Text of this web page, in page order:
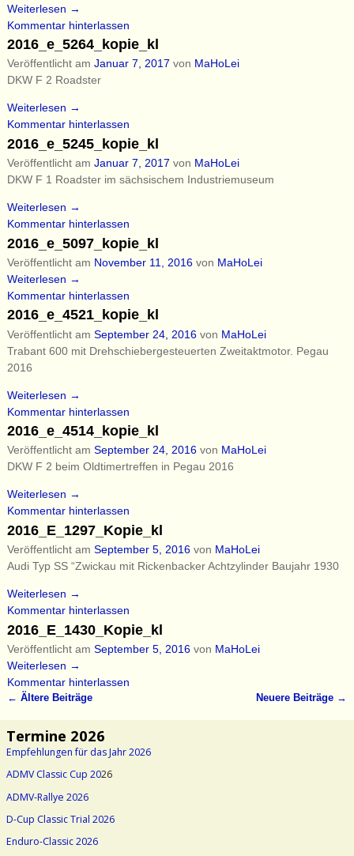
Weiterlesen →
Kommentar hinterlassen
2016_e_5264_kopie_kl
Veröffentlicht am Januar 7, 2017 von MaHoLei
DKW F 2 Roadster
Weiterlesen →
Kommentar hinterlassen
2016_e_5245_kopie_kl
Veröffentlicht am Januar 7, 2017 von MaHoLei
DKW F 1 Roadster im sächsischem Industriemuseum
Weiterlesen →
Kommentar hinterlassen
2016_e_5097_kopie_kl
Veröffentlicht am November 11, 2016 von MaHoLei
Weiterlesen →
Kommentar hinterlassen
2016_e_4521_kopie_kl
Veröffentlicht am September 24, 2016 von MaHoLei
Trabant 600 mit Drehschiebergesteuerten Zweitaktmotor. Pegau
2016
Weiterlesen →
Kommentar hinterlassen
2016_e_4514_kopie_kl
Veröffentlicht am September 24, 2016 von MaHoLei
DKW F 2 beim Oldtimertreffen in Pegau 2016
Weiterlesen →
Kommentar hinterlassen
2016_E_1297_Kopie_kl
Veröffentlicht am September 5, 2016 von MaHoLei
Audi Typ SS “Zwickau mit Rickenbacker Achtzylinder Baujahr 1930
Weiterlesen →
Kommentar hinterlassen
2016_E_1430_Kopie_kl
Veröffentlicht am September 5, 2016 von MaHoLei
Weiterlesen →
Kommentar hinterlassen
← Ältere Beiträge Neuere Beiträge →
Termine 2026
Empfehlungen für das Jahr 2026
ADMV Classic Cup 2026
ADMV-Rallye 2026
D-Cup Classic Trial 2026
Enduro-Classic 2026